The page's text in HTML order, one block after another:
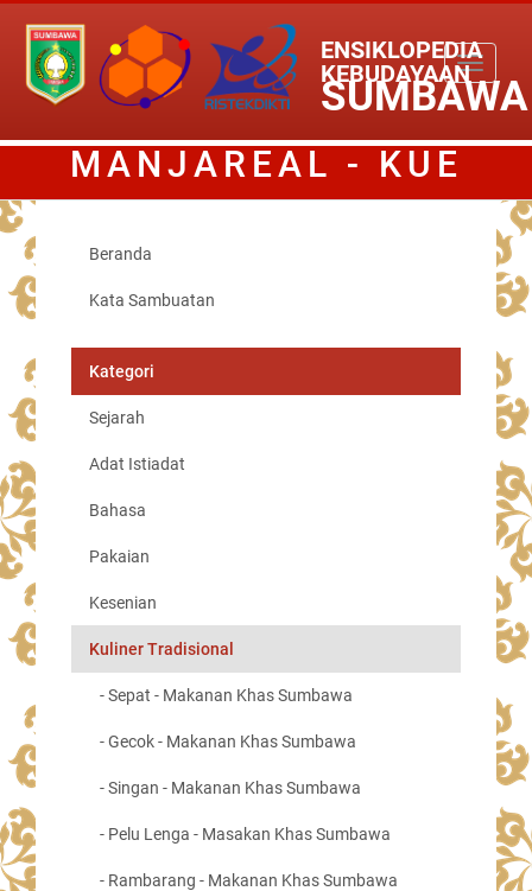
Toggle
ENSIKLOPEDIA
KEBUDAYAAN
SUMBAWA
MANJAREAL - KUE
KHAS SUMBAWA
Beranda
Kata Sambuatan
Kategori
Sejarah
Adat Istiadat
Bahasa
Pakaian
Kesenian
Kuliner Tradisional
- Sepat - Makanan Khas Sumbawa
- Gecok - Makanan Khas Sumbawa
- Singan - Makanan Khas Sumbawa
- Pelu Lenga - Masakan Khas Sumbawa
- Rambarang - Makanan Khas Sumbawa